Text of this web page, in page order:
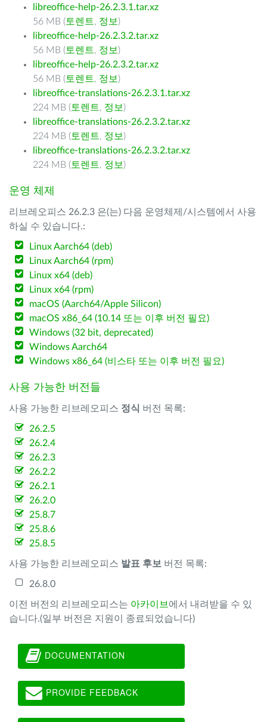
libreoffice-help-26.2.3.1.tar.xz
56 MB ( 토렌트, 정보 )
libreoffice-help-26.2.3.2.tar.xz
56 MB ( 토렌트, 정보 )
libreoffice-help-26.2.3.2.tar.xz
56 MB ( 토렌트, 정보 )
libreoffice-translations-26.2.3.1.tar.xz
224 MB ( 토렌트, 정보 )
libreoffice-translations-26.2.3.2.tar.xz
224 MB ( 토렌트, 정보 )
libreoffice-translations-26.2.3.2.tar.xz
224 MB ( 토렌트, 정보 )
운영 체제
리브레오피스 26.2.3 은(는) 다음 운영체제/시스템에서 사용
하실 수 있습니다.:
Linux Aarch64 (deb)
Linux Aarch64 (rpm)
Linux x64 (deb)
Linux x64 (rpm)
macOS (Aarch64/Apple Silicon)
macOS x86_64 (10.14 또는 이후 버전 필요)
Windows (32 bit, deprecated)
Windows Aarch64
Windows x86_64 (비스타 또는 이후 버전 필요)
사용 가능한 버전들
사용 가능한 리브레오피스 정식 버전 목록:
26.2.5
26.2.4
26.2.3
26.2.2
26.2.1
26.2.0
25.8.7
25.8.6
25.8.5
사용 가능한 리브레오피스 발표 후보 버전 목록:
26.8.0
이전 버전의 리브레오피스는 아카이브 에서 내려받을 수 있
습니다.(일부 버전은 지원이 종료되었습니다)
DOCUMENTATION
PROVIDE FEEDBACK